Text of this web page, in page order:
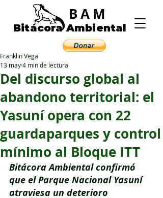
BAM
Bitácora Ambiental
Del discurso global al
abandono territorial: el
Yasuní opera con 22
guardaparques y control
mínimo al Bloque ITT
Franklin Vega
13 may4 min de lectura
Bitácora Ambiental confirmó
que el Parque Nacional Yasuní
atraviesa un deterioro